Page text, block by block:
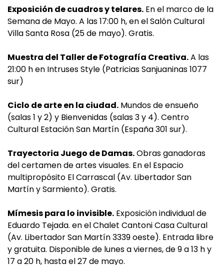
Exposición de cuadros y telares. En el marco de la
Semana de Mayo. A las 17:00 h, en el Salón Cultural
Villa Santa Rosa (25 de mayo). Gratis.
Muestra del Taller de Fotografía Creativa.A las
21:00 h en Intruses Style (Patricias Sanjuaninas 1077
sur)
Ciclo de arte en la ciudad. Mundos de ensueño
(salas 1 y 2) y Bienvenidas (salas 3 y 4). Centro
Cultural Estación San Martín (España 301 sur).
Trayectoria Juego de Damas.Obras ganadoras
del certamen de artes visuales. En el Espacio
multipropósito El Carrascal (Av. Libertador San
Martín y Sarmiento). Gratis.
Mímesis para lo invisible. Exposición individual de
Eduardo Tejada. en el Chalet Cantoni Casa Cultural
(Av. Libertador San Martín 3339 oeste). Entrada libre
y gratuita. Disponible de lunes a viernes, de 9 a 13 h y
17 a 20 h, hasta el 27 de mayo.